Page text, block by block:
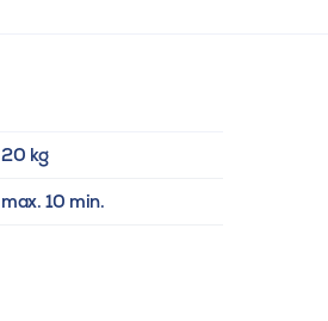
20 kg
max. 10 min.